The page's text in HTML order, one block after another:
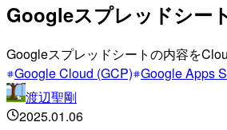
Googleスプレッドシー
Googleスプレッドシートの内容を
Google Cloud (GCP) Google Apps
渡辺聖剛
2025.01.06